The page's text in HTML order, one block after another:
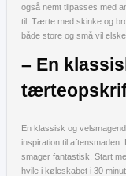
også nemt tilpasses med
til. Tærte med skinke og
både store og små vil elske.
– En
En klassisk og
inspiration til
smager fantastisk. Start
hvile i køleskabet i 30